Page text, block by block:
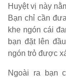
Huyệt vị này
Bạn chỉ cần
khe ngón cái
bạn đặt lên
ngón trỏ được
Ngoài ra bạn